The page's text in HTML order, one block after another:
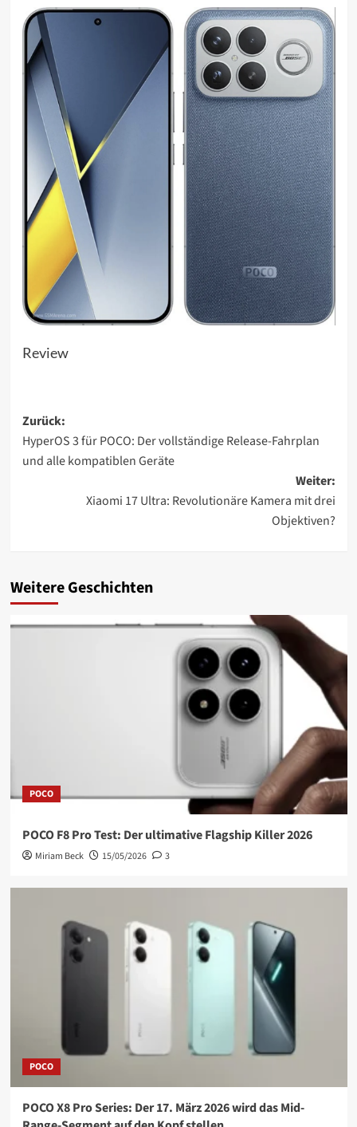
Review
Beitragsnavigation
Zurück:
HyperOS 3 für POCO: Der vollständige Release-Fahrplan
und alle kompatiblen Geräte
Weiter:
Xiaomi 17 Ultra: Revolutionäre Kamera mit drei
Objektiven?
Weitere Geschichten
POCO
POCO F8 Pro Test: Der ultimative Flagship Killer 2026
Miriam Beck 15/05/2026 3
POCO
POCO X8 Pro Series: Der 17. März 2026 wird das Mid-